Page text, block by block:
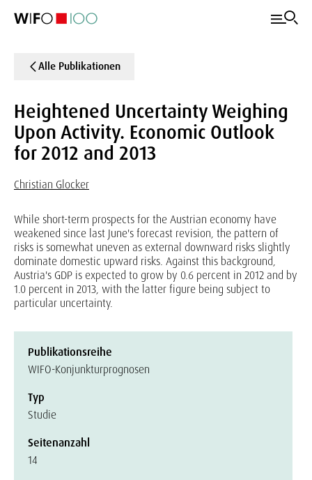
Alle Publikationen
Heightened Uncertainty Weighing
Upon Activity. Economic Outlook
for 2012 and 2013
Christian Glocker
While short-term prospects for the Austrian economy have
weakened since last June's forecast revision, the pattern of
risks is somewhat uneven as external downward risks slightly
dominate domestic upward risks. Against this background,
Austria's GDP is expected to grow by 0.6 percent in 2012 and by
1.0 percent in 2013, with the latter figure being subject to
particular uncertainty.
Publikationsreihe
WIFO-Konjunkturprognosen
Typ
Studie
Seitenanzahl
14